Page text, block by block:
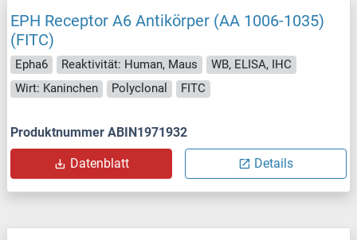
EPH Receptor A6 Antikörper (AA 1006-1035)
(FITC)
Epha6 Reaktivität: Human, Maus
WB, ELISA, IHC
Wirt: Kaninchen
Polyclonal FITC
Produktnummer ABIN1971932
Datenblatt Details